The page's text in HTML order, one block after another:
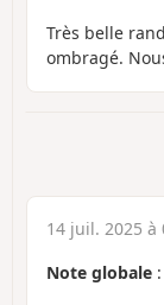
Très belle
ombragé.
14 juil. 2025 à
Note globale :